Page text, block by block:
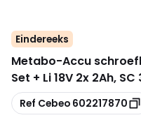
Eindereeks
Metabo-Accu
Set + Li 18V 2x 2Ah,
Kopiëren
Ref Cebeo 602217870